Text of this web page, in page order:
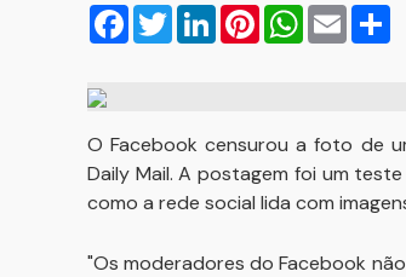
Facebook
TwitterLinkedInPinterestWhatsApp
Email
O Facebook censurou a foto de
Daily Mail. A postagem foi um
como a rede social lida com
"Os moderadores do Facebook